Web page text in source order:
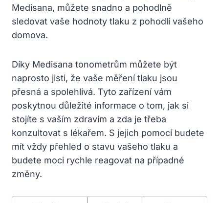
Medisana, můžete snadno a pohodlně
sledovat vaše hodnoty tlaku z pohodlí vašeho
domova.
Díky Medisana tonometrům můžete být
naprosto jisti, že vaše měření tlaku jsou
přesná a spolehlivá. Tyto zařízení vám
poskytnou důležité informace o tom, jak si
stojíte s vaším zdravím a zda je třeba
konzultovat s lékařem. S jejich pomocí budete
mít vždy přehled o stavu vašeho tlaku a
budete moci rychle reagovat na případné
změny.